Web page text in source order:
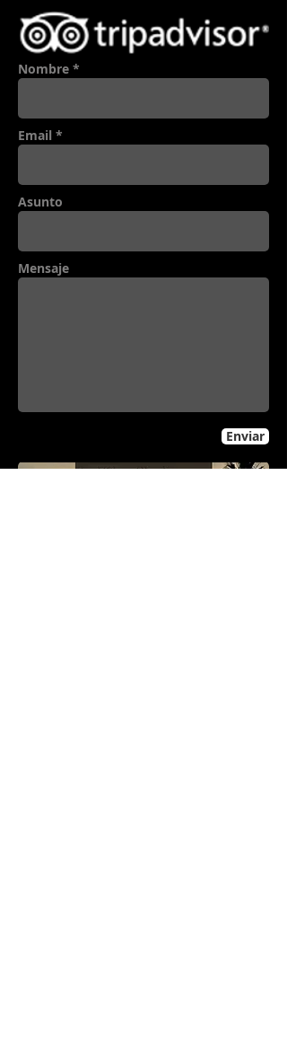
Nombre *
Email *
Asunto
Mensaje
Enviar